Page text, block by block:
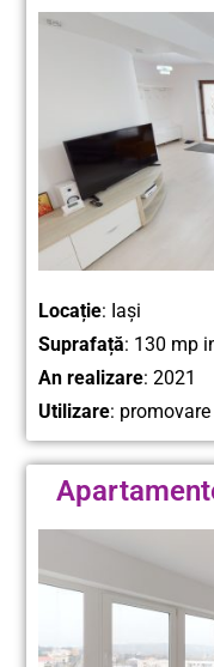
Locație: Iași
Suprafață: 130 mp
An realizare: 2021
Utilizare: promovare